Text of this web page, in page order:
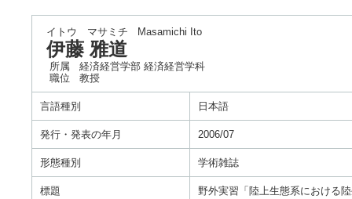
イトウ マサミチ Masamichi Ito
伊藤 雅道
所属
経済経営学部 経済経営学科
職位
教授
言語種別 日本語
発行・発表の年月 2006/07
形態種別 学術雑誌
標題 野外実習「陸上生態系における